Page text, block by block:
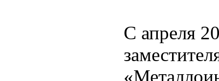
С апреля